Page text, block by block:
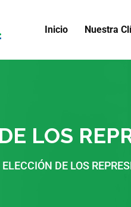
Inicio Nuestra
LOS
ELECCIÓN DE LOS